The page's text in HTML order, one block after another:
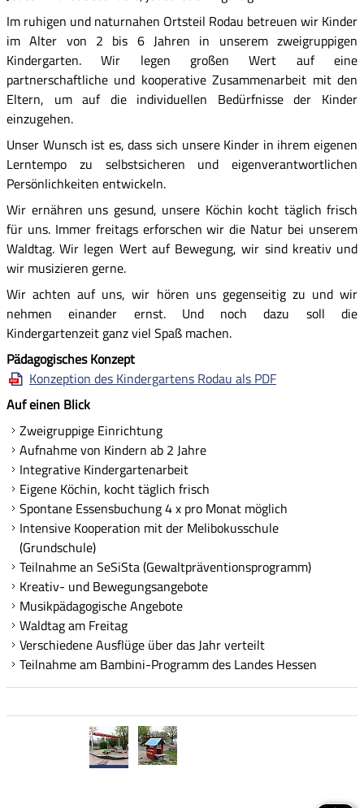
Im ruhigen und naturnahen Ortsteil Rodau betreuen wir Kinder
im Alter von 2 bis 6 Jahren in unserem zweigruppigen
Kindergarten. Wir legen großen Wert auf eine
partnerschaftliche und kooperative Zusammenarbeit mit den
Eltern, um auf die individuellen Bedürfnisse der Kinder
einzugehen.
Unser Wunsch ist es, dass sich unsere Kinder in ihrem eigenen
Lerntempo zu selbstsicheren und eigenverantwortlichen
Persönlichkeiten entwickeln.
Wir ernähren uns gesund, unsere Köchin kocht täglich frisch
für uns. Immer freitags erforschen wir die Natur bei unserem
Waldtag. Wir legen Wert auf Bewegung, wir sind kreativ und
wir musizieren gerne.
Wir achten auf uns, wir hören uns gegenseitig zu und wir
nehmen einander ernst. Und noch dazu soll die
Kindergartenzeit ganz viel Spaß machen.
Pädagogisches Konzept
Konzeption des Kindergartens Rodau als PDF
Auf einen Blick
Zweigruppige Einrichtung
Aufnahme von Kindern ab 2 Jahre
Integrative Kindergartenarbeit
Eigene Köchin, kocht täglich frisch
Spontane Essensbuchung 4 x pro Monat möglich
Intensive Kooperation mit der Melibokusschule
(Grundschule)
Teilnahme an SeSiSta (Gewaltpräventionsprogramm)
Kreativ- und Bewegungsangebote
Musikpädagogische Angebote
Waldtag am Freitag
Verschiedene Ausflüge über das Jahr verteilt
Teilnahme am Bambini-Programm des Landes Hessen